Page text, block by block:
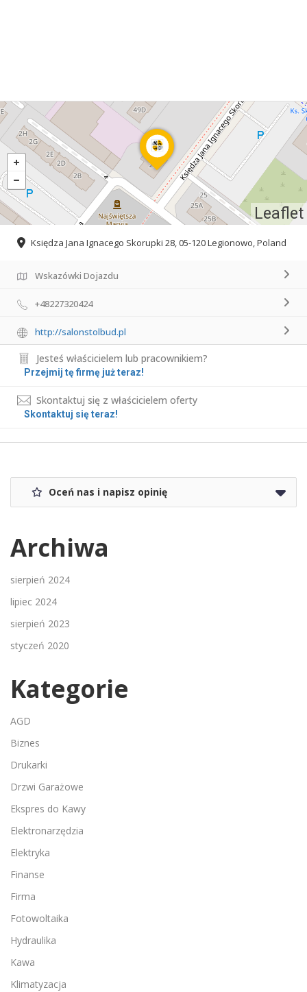
Leaflet
Księdza Jana Ignacego Skorupki 28, 05-120 Legionowo, Poland
Wskazówki Dojazdu
+48227320424
http://salonstolbud.pl
Jesteś właścicielem lub pracownikiem?
Przejmij tę firmę już teraz!
Skontaktuj się z właścicielem oferty
Skontaktuj się teraz!
Oceń nas i napisz opinię
Archiwa
sierpień 2024
lipiec 2024
sierpień 2023
styczeń 2020
Kategorie
AGD
Biznes
Drukarki
Drzwi Garażowe
Ekspres do Kawy
Elektronarzędzia
Elektryka
Finanse
Firma
Fotowoltaika
Hydraulika
Kawa
Klimatyzacja